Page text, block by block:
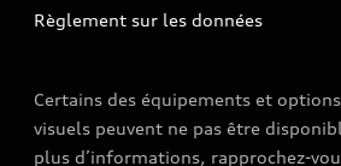
Règlement sur les données
Certains des équipements et
visuels peuvent ne pas être
plus d’informations, rapprochez-